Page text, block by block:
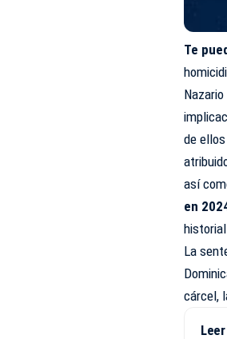
Te
de
así
en
La
cárcel,